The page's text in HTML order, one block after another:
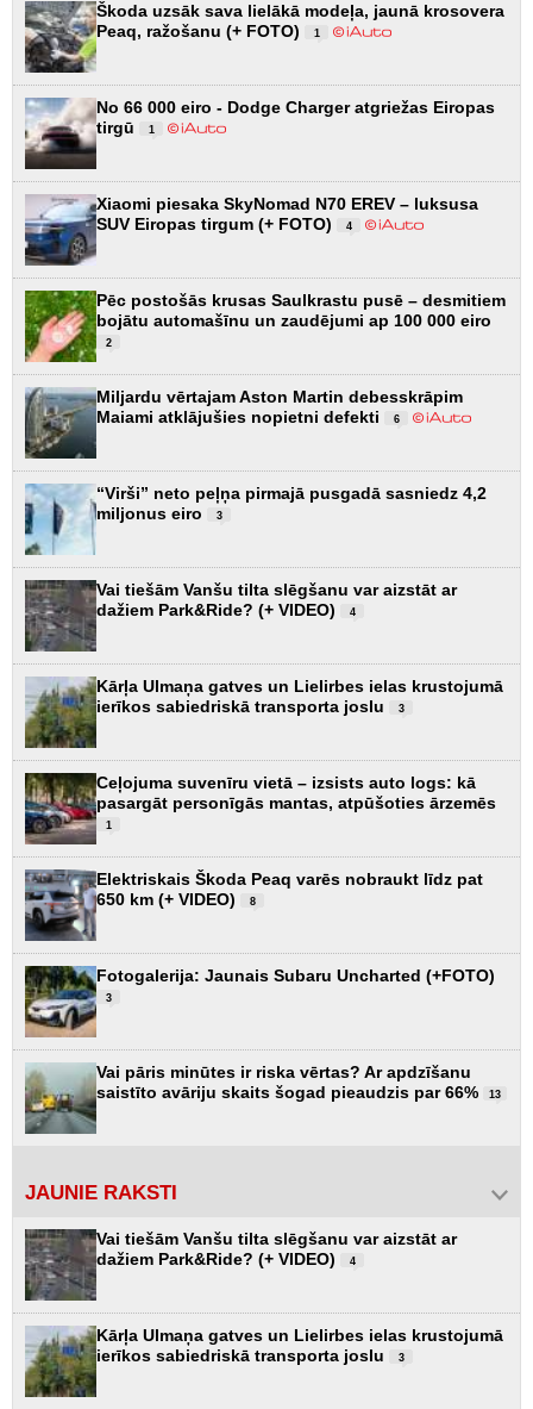
Škoda uzsāk sava lielākā modeļa, jaunā krosovera
Peaq, ražošanu (+ FOTO)
1
No 66 000 eiro - Dodge Charger atgriežas Eiropas
tirgū
1
Xiaomi piesaka SkyNomad N70 EREV – luksusa
SUV Eiropas tirgum (+ FOTO)
4
Pēc postošās krusas Saulkrastu pusē – desmitiem
bojātu automašīnu un zaudējumi ap 100 000 eiro
2
Miljardu vērtajam Aston Martin debesskrāpim
Maiami atklājušies nopietni defekti
6
“Virši” neto peļņa pirmajā pusgadā sasniedz 4,2
miljonus eiro
3
Vai tiešām Vanšu tilta slēgšanu var aizstāt ar
dažiem Park&Ride? (+ VIDEO)
4
Kārļa Ulmaņa gatves un Lielirbes ielas krustojumā
ierīkos sabiedriskā transporta joslu
3
Ceļojuma suvenīru vietā – izsists auto logs: kā
pasargāt personīgās mantas, atpūšoties ārzemēs
1
Elektriskais Škoda Peaq varēs nobraukt līdz pat
650 km (+ VIDEO)
8
Fotogalerija: Jaunais Subaru Uncharted (+FOTO)
3
Vai pāris minūtes ir riska vērtas? Ar apdzīšanu
saistīto avāriju skaits šogad pieaudzis par 66%
13
JAUNIE RAKSTI
Vai tiešām Vanšu tilta slēgšanu var aizstāt ar
dažiem Park&Ride? (+ VIDEO)
4
Kārļa Ulmaņa gatves un Lielirbes ielas krustojumā
ierīkos sabiedriskā transporta joslu
3